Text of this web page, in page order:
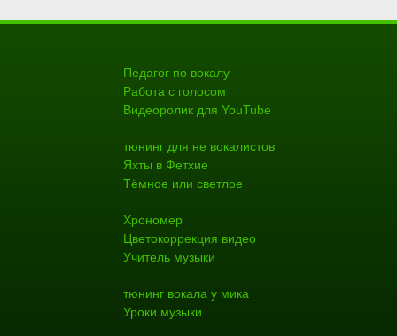
Педагог по вокалу
Работа с голосом
Видеоролик для YouTube
тюнинг для не вокалистов
Яхты в Фетхие
Тёмное или светлое
Хрономер
Цветокоррекция видео
Учитель музыки
тюнинг вокала у мика
Уроки музыки